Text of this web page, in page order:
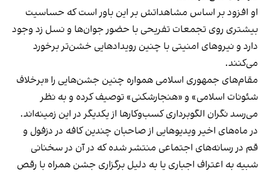
او افزود بر اساس مشاهداتش بر این باور است که حساسیت
بیشتری روی تجمعات تفریحی با حضور جوان‌ها و نسل زد وجود
دارد و نیروهای امنیتی با چنین رویدادهایی خشن‌تر برخورد
می‌کنند.
مقام‌های جمهوری اسلامی همواره چنین جشن‌هایی را «برخلاف
شئونات اسلامی» و «هنجارشکنی» توصیف کرده و به نظر
می‌رسد نگران الگوبرداری کسب‌وکارها از یکدیگر در این زمینه‌اند.
در ماه‌های اخیر ویدیوهایی از صاحبان چندین کافه در دزفول و
قم در رسانه‌های اجتماعی منتشر شده که در آن در سخنانی
شبیه به اعتراف اجباری یا به دلیل برگزاری جشن همراه با رقص